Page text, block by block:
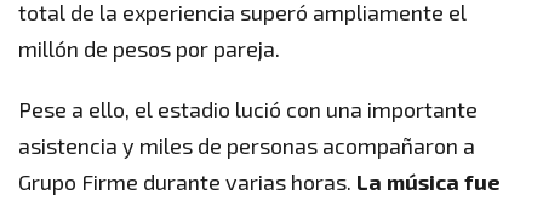
total de la experiencia superó ampliamente el
millón de pesos por pareja.
Pese a ello, el estadio lució con una importante
asistencia y miles de personas acompañaron a
Grupo Firme durante varias horas. La música fue